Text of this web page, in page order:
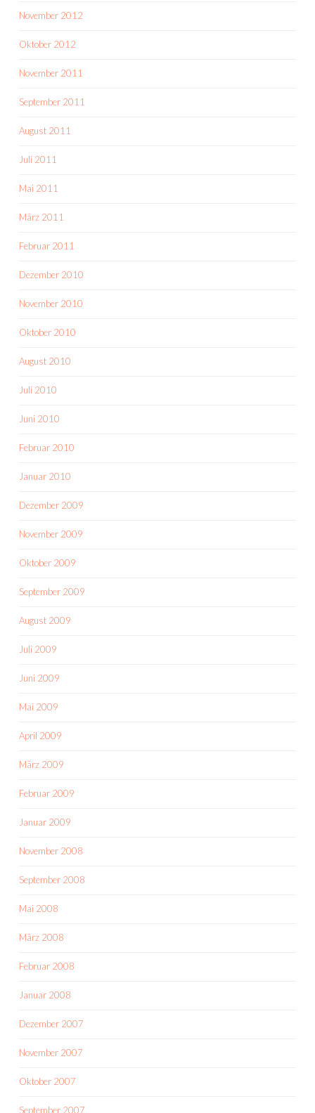
November 2012
Oktober 2012
November 2011
September 2011
August 2011
Juli 2011
Mai 2011
März 2011
Februar 2011
Dezember 2010
November 2010
Oktober 2010
August 2010
Juli 2010
Juni 2010
Februar 2010
Januar 2010
Dezember 2009
November 2009
Oktober 2009
September 2009
August 2009
Juli 2009
Juni 2009
Mai 2009
April 2009
März 2009
Februar 2009
Januar 2009
November 2008
September 2008
Mai 2008
März 2008
Februar 2008
Januar 2008
Dezember 2007
November 2007
Oktober 2007
September 2007